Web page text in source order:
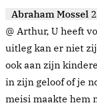
Abraham Mossel
@ Arthur, U heeft
uitleg kan er niet
ook aan zijn
in zijn geloof of je
meisi maakte hem